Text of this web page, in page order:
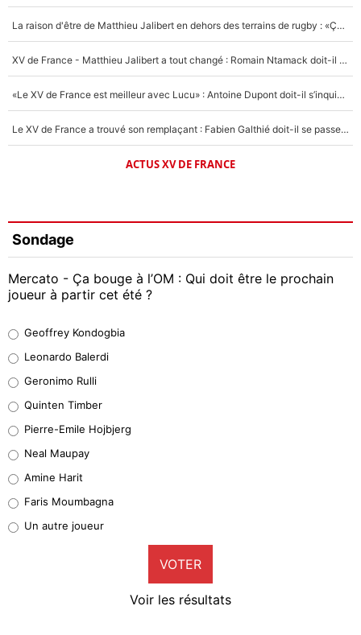
La raison d'être de Matthieu Jalibert en dehors des terrains de rugby : «Ça m'atteint autant que si tu touches à un membre de ma famille»
XV de France - Matthieu Jalibert a tout changé : Romain Ntamack doit-il s’inquiéter pour sa place à un an de la Coupe du monde ?
«Le XV de France est meilleur avec Lucu» : Antoine Dupont doit-il s’inquiéter pour sa place ?
Le XV de France a trouvé son remplaçant : Fabien Galthié doit-il se passer d'Antoine Dupont ?
ACTUS XV DE FRANCE
Sondage
Mercato - Ça bouge à l’OM : Qui doit être le prochain
joueur à partir cet été ?
38%
32%
5%
1%
9%
Geoffrey Kondogbia
Leonardo Balerdi
Geronimo Rulli
Quinten Timber
Pierre-Emile Hojbjerg
Neal Maupay
Amine Harit
Faris Moumbagna
Un autre joueur
VOTER
Voir les résultats